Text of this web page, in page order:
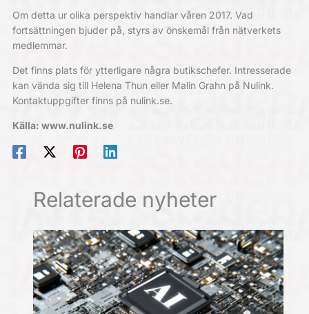
Om detta ur olika perspektiv handlar våren 2017. Vad
fortsättningen bjuder på, styrs av önskemål från nätverkets
medlemmar.
Det finns plats för ytterligare några butikschefer. Intresserade
kan vända sig till Helena Thun eller Malin Grahn på Nulink.
Kontaktuppgifter finns på nulink.se.
Källa: www.nulink.se
Relaterade nyheter